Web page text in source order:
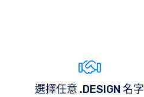
選擇任意 .DESIGN 名字